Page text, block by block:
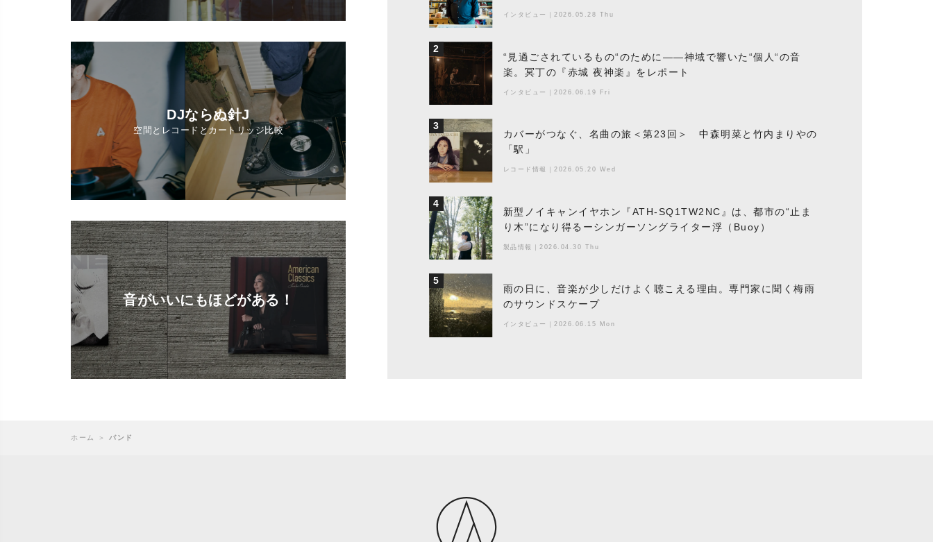
DJならぬ針J
空間とレコードとカートリッジ比較
音がいいにもほどがある！
ちた最新作の背景
インタビュー 2026.05.28 Thu
2
“見過ごされているもの“のために――神域で響いた“個人“の音
楽。冥丁の『赤城 夜神楽』をレポート
インタビュー 2026.06.19 Fri
3
カバーがつなぐ、名曲の旅＜第23回＞ 中森明菜と竹内まりやの
「駅」
レコード情報 2026.05.20 Wed
4
新型ノイキャンイヤホン『ATH-SQ1TW2NC』は、都市の“止ま
り木”になり得るーシンガーソングライター浮（Buoy）
製品情報 2026.04.30 Thu
5
雨の日に、音楽が少しだけよく聴こえる理由。専門家に聞く梅雨
のサウンドスケープ
インタビュー 2026.06.15 Mon
ホーム ＞ バンド